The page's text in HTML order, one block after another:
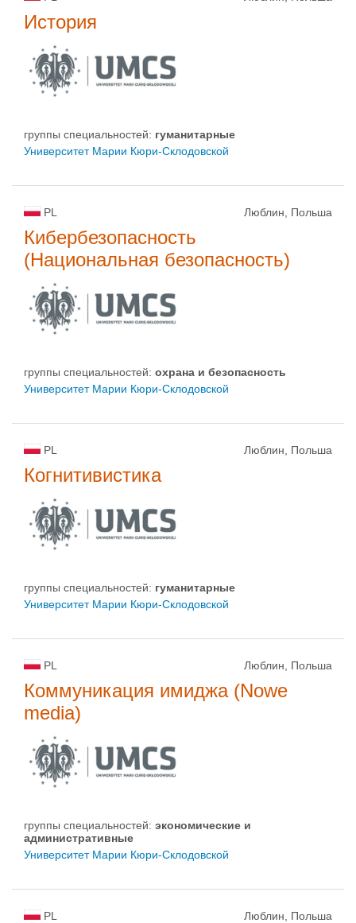
История
группы специальностей: гуманитарные
Университет Марии Кюри-Склодовской
PL Люблин, Польша
Кибербезопасность
(Национальная безопасность)
группы специальностей: oхрана и безопасность
Университет Марии Кюри-Склодовской
PL Люблин, Польша
Когнитивистика
группы специальностей: гуманитарные
Университет Марии Кюри-Склодовской
PL Люблин, Польша
Коммуникация имиджа (Nowe
media)
группы специальностей: экономические и
административные
Университет Марии Кюри-Склодовской
PL Люблин, Польша